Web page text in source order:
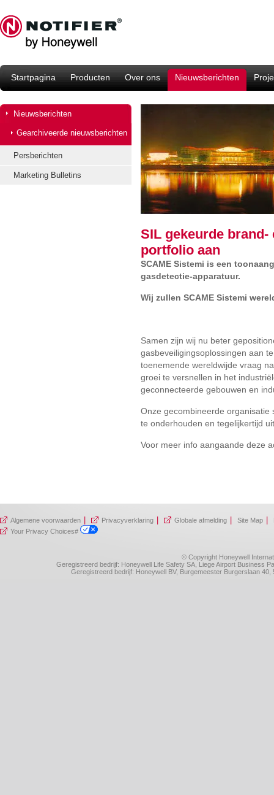
Startpagina Producten Over ons Nieuwsberichten
Nieuwsberichten
Gearchiveerde nieuwsberichten
Persberichten
Marketing Bulletins
SIL gekeurde
portfolio aan
SCAME Sistemi is een
gasdetectie-apparatuur.
Wij zullen SCAME Sistemi
Samen zijn wij nu beter
gasbeveiligingsoplossingen aan
toenemende wereldwijde vraag
groei te versnellen in het
geconnecteerde gebouwen en
Onze gecombineerde
te onderhouden en tegelijkertijd
Voor meer info aangaande deze
Algemene voorwaarden | Privacyverklaring | Globale afmelding | Site Map |
Your Privacy Choices#
© Copyright Honeywell
Geregistreerd bedrijf: Honeywell Life Safety SA, Liege Airport Business
Geregistreerd bedrijf: Honeywell BV, Burgemeester Burgerslaan